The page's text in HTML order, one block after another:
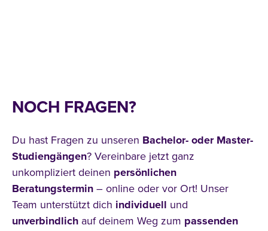
NOCH FRAGEN?
Du hast Fragen zu unseren Bachelor- oder Master-
Studiengängen? Vereinbare jetzt ganz
unkompliziert deinen persönlichen
Beratungstermin – online oder vor Ort! Unser
Team unterstützt dich individuell und
unverbindlich auf deinem Weg zum passenden